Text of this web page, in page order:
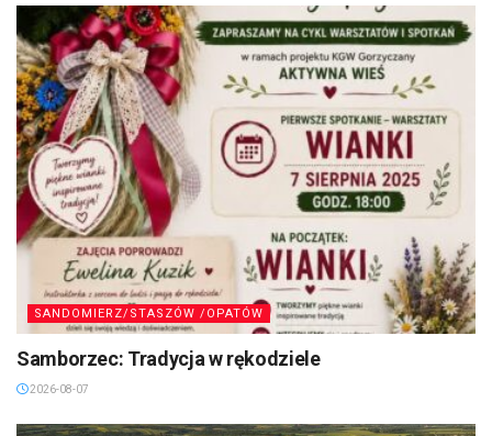
SANDOMIERZ/STASZÓW /OPATÓW
Samborzec: Tradycja w rękodziele
2026-08-07